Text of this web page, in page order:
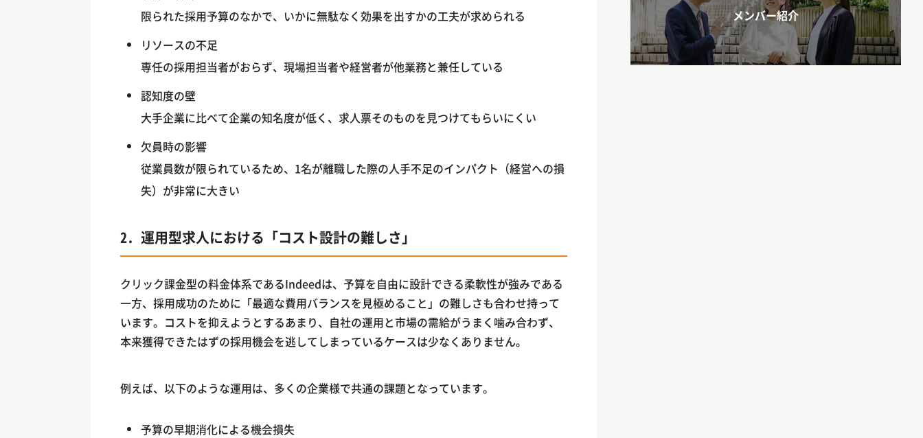
限られた採用予算のなかで、いかに無駄なく効果を出すかの工夫が求められる
リソースの不足
専任の採用担当者がおらず、現場担当者や経営者が他業務と兼任している
認知度の壁
大手企業に比べて企業の知名度が低く、求人票そのものを見つけてもらいにくい
欠員時の影響
従業員数が限られているため、1名が離職した際の人手不足のインパクト（経営への損
失）が非常に大きい
2. 運用型求人における「コスト設計の難しさ」
クリック課金型の料金体系であるIndeedは、予算を自由に設計できる柔軟性が強みである
一方、採用成功のために「最適な費用バランスを見極めること」の難しさも合わせ持って
います。コストを抑えようとするあまり、自社の運用と市場の需給がうまく噛み合わず、
本来獲得できたはずの採用機会を逃してしまっているケースは少なくありません。
例えば、以下のような運用は、多くの企業様で共通の課題となっています。
予算の早期消化による機会損失
メンバー紹介